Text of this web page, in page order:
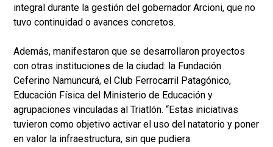
integral durante la gestión del gobernador Arcioni, que no
tuvo continuidad o avances concretos.
Además, manifestaron que se desarrollaron proyectos
con otras instituciones de la ciudad: la Fundación
Ceferino Namuncurá, el Club Ferrocarril Patagónico,
Educación Física del Ministerio de Educación y
agrupaciones vinculadas al Triatlón. “Estas iniciativas
tuvieron como objetivo activar el uso del natatorio y poner
en valor la infraestructura, sin que pudiera